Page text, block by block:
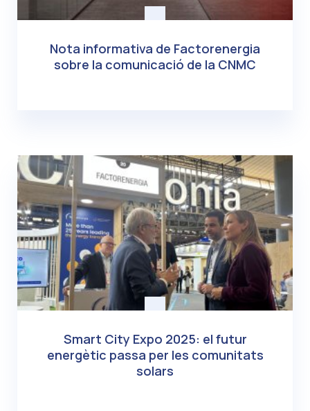
Nota informativa de Factorenergia
sobre la comunicació de la CNMC
Smart City Expo 2025: el futur
energètic passa per les comunitats
solars